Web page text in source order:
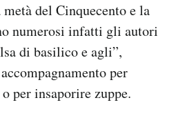
del Cinquecento e la
numerosi infatti gli autori
di basilico e agli”,
per
per insaporire zuppe.